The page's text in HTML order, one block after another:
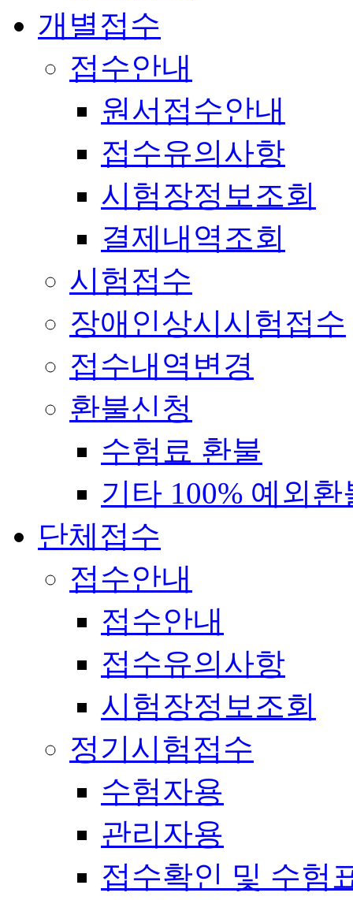
개별접수
접수안내
원서접수안내
접수유의사항
시험장정보조회
결제내역조회
시험접수
장애인상시시험접수
접수내역변경
환불신청
수험료 환불
기타 100% 예외환
단체접수
접수안내
접수안내
접수유의사항
시험장정보조회
정기시험접수
수험자용
관리자용
접수확인 및 수험